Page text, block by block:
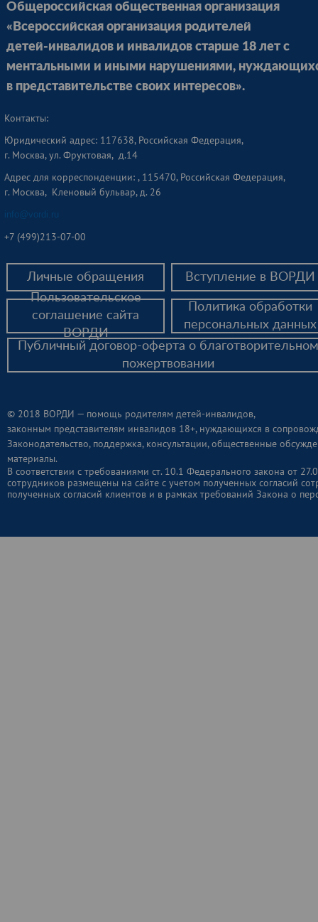
Общероссийская общественная организация
«Всероссийская организация родителей
детей-инвалидов и инвалидов старше 18 лет с
ментальными и иными нарушениями,
в представительстве своих интересов».
Контакты:
Юридический адрес: 117638, Российская Федерация,
г. Москва, ул. Фруктовая, д.14
Адрес для корреспонденции: , 115470, Российская Федерация,
г. Москва, Кленовый бульвар, д. 26
info@vordi.ru
+7 (499)213-07-00
Личные обращения
Вступление в ВОРДИ
Пользовательское
соглашение сайта
ВОРДИ
© 2018 ВОРДИ — помощь родителям детей-инвалидов,
законным представителям инвалидов 18+, нуждающихся в
Законодательство, поддержка, консультации, общественные
материалы.
Политика обработки
персональных данных
Публичный договор-оферта о благотворительном
пожертвовании
В соответствии с требованиями ст. 10.1 Федерального закона от
сотрудников размещены на сайте с учетом полученных согласий
полученных согласий клиентов и в рамках требований Закона о